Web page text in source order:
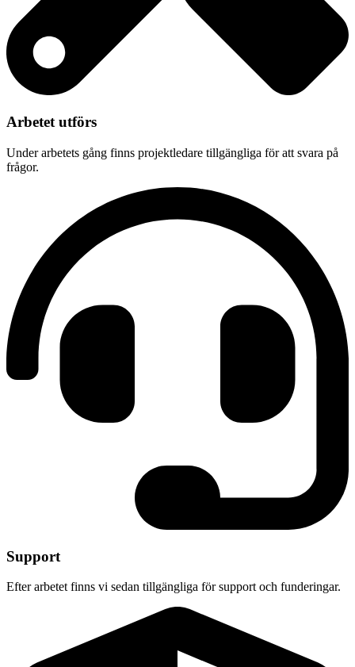
Arbetet utförs
Under arbetets gång finns projektledare tillgängliga för att svara på
frågor.
Support
Efter arbetet finns vi sedan tillgängliga för support och funderingar.